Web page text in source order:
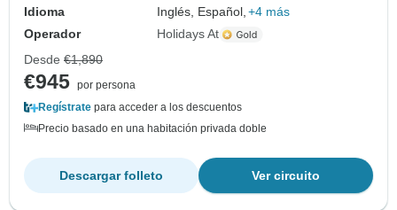
Idioma
Inglés, Español, +4 más
Operador
Holidays At
Desde €1,890
€945 por persona
Regístrate para acceder a los descuentos
Precio basado en una habitación privada doble
Ver circuito
Descargar folleto